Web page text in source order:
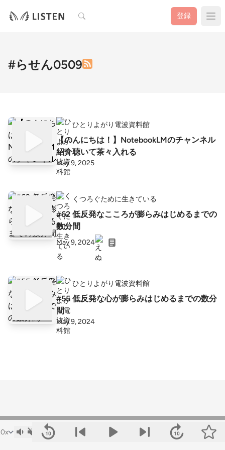
検索 登録
#らせん0509
ひとりよがり電波資料館
【のんにちは！】NotebookLMのチャンネル
紹介聴いて茶々入れる
May 9, 2025
くつろぐために生きている
#62 低反発なこころが膨らみはじめるまでの
数分間
May 9, 2024
ひとりよがり電波資料館
#55 低反発な心が膨らみはじめるまでの数分
間
May 9, 2024